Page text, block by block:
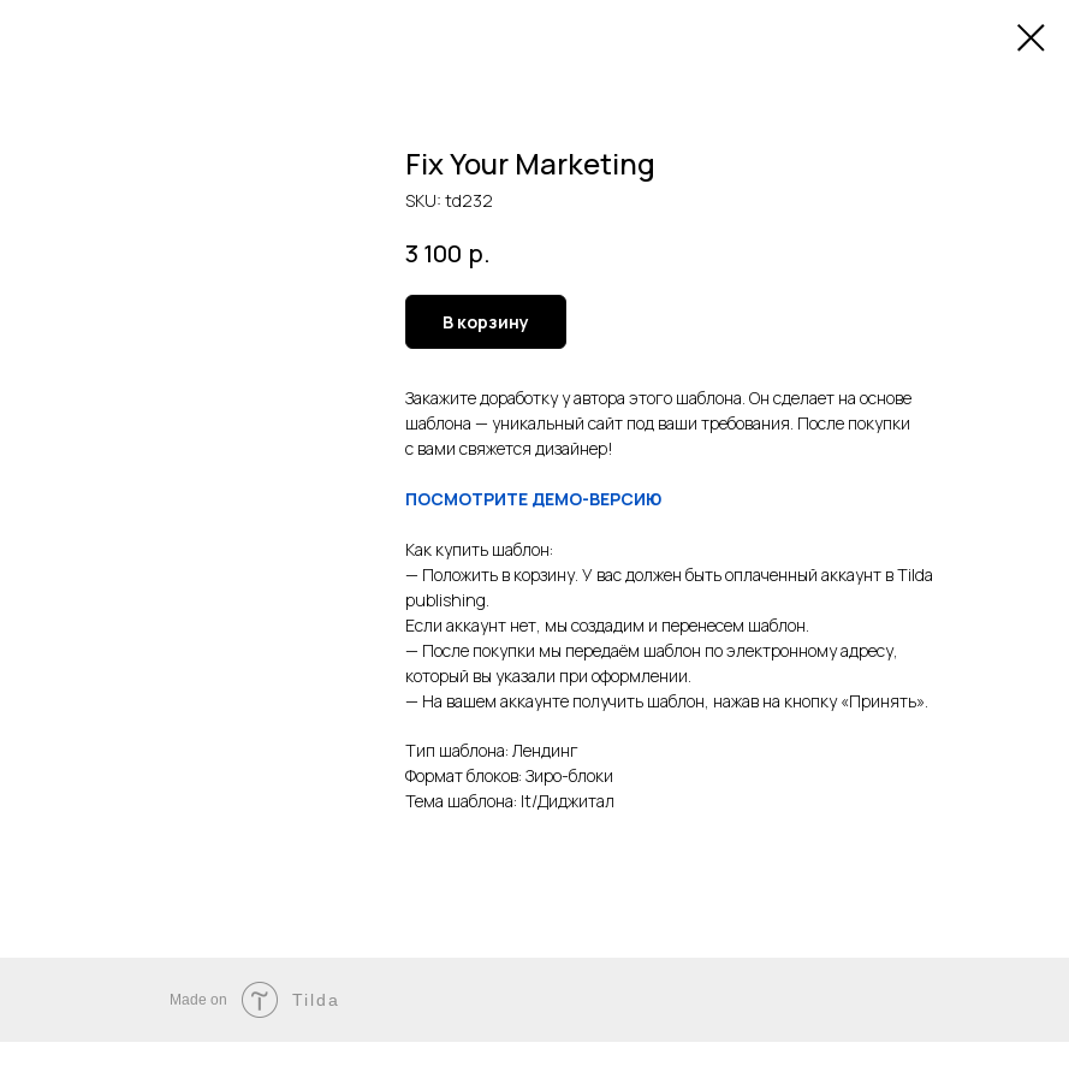
Fix Your Marketing
SKU: td232
3 100 р.
В корзину
Закажите доработку у автора этого шаблона. Он сделает на основе
шаблона — уникальный сайт под ваши требования. После покупки
с вами свяжется дизайнер!
ПОСМОТРИТЕ ДЕМО-ВЕРСИЮ
Как купить шаблон:
— Положить в корзину. У вас должен быть оплаченный аккаунт в Tilda
publishing.
Если аккаунт нет, мы создадим и перенесем шаблон.
— После покупки мы передаём шаблон по электронному адресу,
который вы указали при оформлении.
— На вашем аккаунте получить шаблон, нажав на кнопку «Принять».
Тип шаблона: Лендинг
Формат блоков: Зиро-блоки
Тема шаблона: It/Диджитал
Made on Tilda